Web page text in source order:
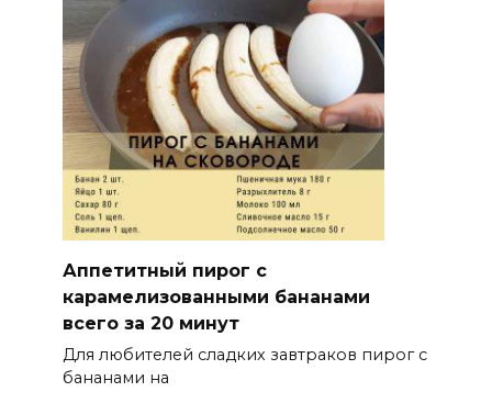
Аппетитный пирог с
карамелизованными бананами
всего за 20 минут
Для любителей сладких завтраков пирог с
бананами на